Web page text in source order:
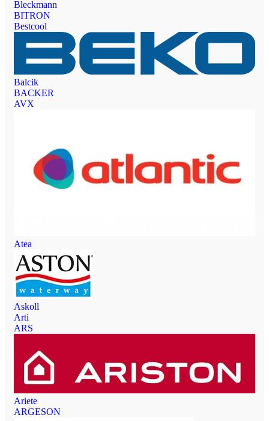
Bleckmann
BITRON
Bestcool
Balcik
BACKER
AVX
Atea
Askoll
Arti
ARS
Ariete
ARGESON